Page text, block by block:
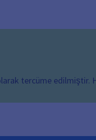
tercüme edilmiştir.